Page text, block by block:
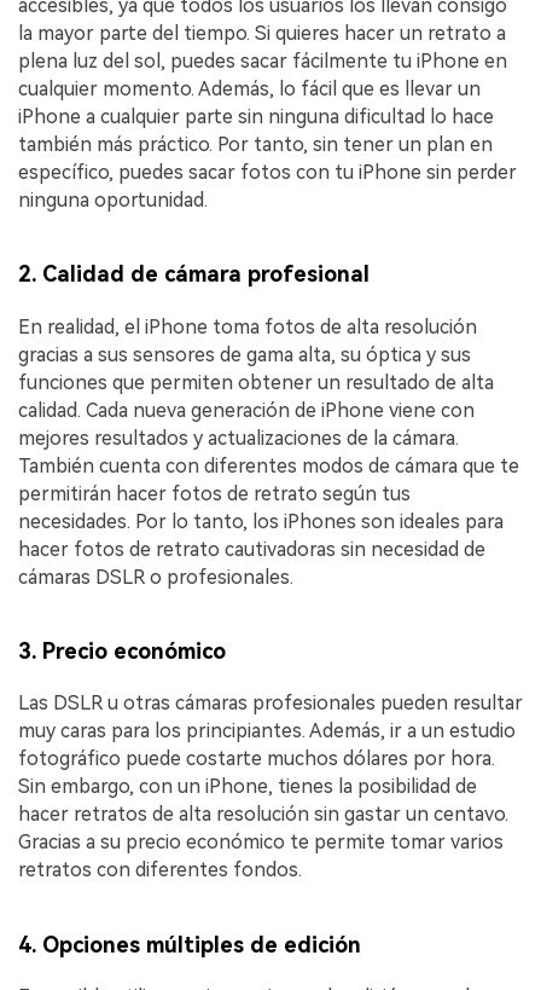
accesibles, ya que todos los usuarios los llevan consigo
la mayor parte del tiempo.󠀲󠀡󠀡󠀤󠀦󠀡󠀡󠀣󠀢󠀳󠀰 Si quieres hacer un retrato a
plena luz del sol, puedes sacar fácilmente tu iPhone en
cualquier momento.󠀲󠀡󠀡󠀤󠀦󠀡󠀡󠀣󠀣󠀳󠀰 Además, lo fácil que es llevar un
iPhone a cualquier parte sin ninguna dificultad lo hace
también más práctico.󠀲󠀡󠀡󠀤󠀦󠀡󠀡󠀣󠀤󠀳󠀰 Por tanto, sin tener un plan en
específico, puedes sacar fotos con tu iPhone sin perder
ninguna oportunidad.󠀲󠀡󠀡󠀤󠀦󠀡󠀡󠀡󠀣󠀥󠀳
2. Calidad de cámara profesional󠀲󠀡󠀡󠀤󠀦󠀡󠀡󠀣󠀦
En realidad, el iPhone toma fotos de alta resolución
gracias a sus sensores de gama alta, su óptica y sus
funciones que permiten obtener un resultado de alta
calidad.󠀲󠀡󠀡󠀤󠀦󠀡󠀡󠀣󠀧󠀳󠀰 Cada nueva generación de iPhone viene con
mejores resultados y actualizaciones de la cámara.󠀲󠀡󠀡󠀤󠀦󠀡󠀡󠀣󠀨󠀳󠀰
También cuenta con diferentes modos de cámara que te
permitirán hacer fotos de retrato según tus
necesidades.󠀲󠀡󠀡󠀤󠀦󠀡󠀡󠀣󠀩󠀳󠀰 Por lo tanto, los iPhones son ideales para
hacer fotos de retrato cautivadoras sin necesidad de
cámaras DSLR o profesionales.󠀲󠀡󠀡󠀤󠀦󠀡󠀡󠀡󠀤󠀠󠀳
󠀰3. Precio económico
Las DSLR u otras cámaras profesionales pueden resultar
muy caras para los principiantes.󠀲󠀡󠀡󠀤󠀦󠀡󠀡󠀤󠀢󠀳󠀰 Además, ir a un estudio
fotográfico puede costarte muchos dólares por hora.󠀲󠀡󠀡󠀤󠀦󠀡󠀡󠀤󠀣󠀳󠀰
Sin embargo, con un iPhone, tienes la posibilidad de
hacer retratos de alta resolución sin gastar un centavo.󠀲󠀡󠀡󠀤󠀦󠀡󠀡󠀤󠀤󠀳󠀰
Gracias a su precio económico te permite tomar varios
retratos con diferentes fondos.󠀲󠀡󠀡󠀤󠀦󠀡󠀡󠀤󠀥󠀳
4. Opciones múltiples de edición󠀲󠀡󠀡󠀤󠀦󠀡󠀡󠀤󠀦󠀳